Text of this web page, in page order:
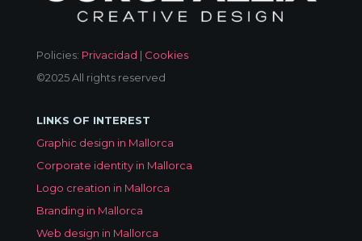
Policies: Privacidad | Cookies
©2025 All rights reserved
LINKS OF INTEREST
Graphic design in Mallorca
Corporate identity in Mallorca
Logo creation in Mallorca
Branding in Mallorca
Web design in Mallorca